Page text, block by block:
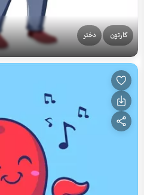
کارتون دختر